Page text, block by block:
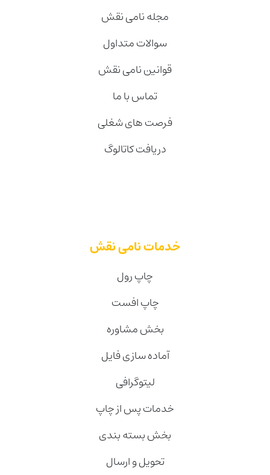
مجله نامی نقش
سوالات متداول
قوانین نامی نقش
تماس با ما
فرصت های شغلی
دریافت کاتالوگ
خدمات نامی نقش
چاپ رول
چاپ افست
بخش مشاوره
آماده سازی فایل
لیتوگرافی
خدمات پس از چاپ
بخش بسته بندی
تحویل و ارسال